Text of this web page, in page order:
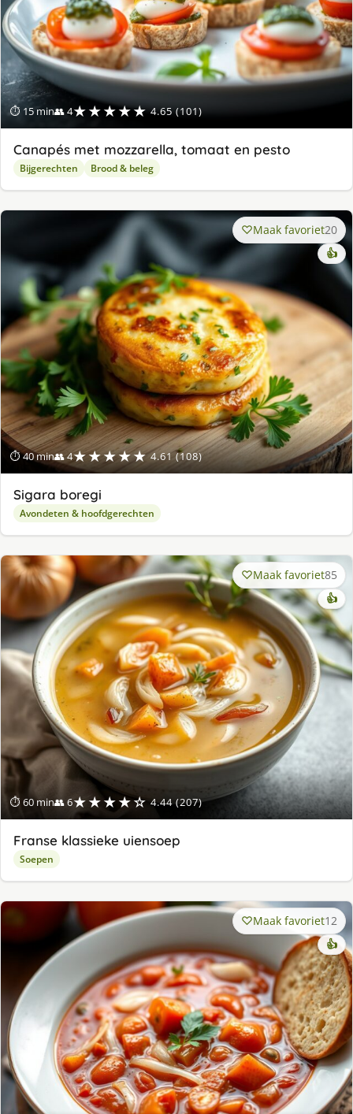
⏱ 15 min👥 4★★★★★ 4.65 (101)
Canapés met mozzarella, tomaat en pesto
Bijgerechten Brood & beleg
⏱ 40 min👥 4★★★★★ 4.61 (108)
Maak favoriet20
👍
Sigara boregi
Avondeten & hoofdgerechten
⏱ 60 min👥 6★★★★☆ 4.44 (207)
Maak favoriet85
👍
Franse klassieke uiensoep
Soepen
Maak favoriet12
👍